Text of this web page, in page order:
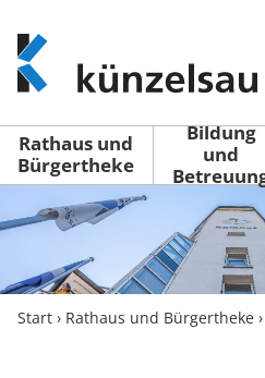
www.kuenzelsau.de
(zur
Startseite)
Rathaus und
Bürgertheke
Bildung
und
Start › Rathaus und Bürgertheke ›